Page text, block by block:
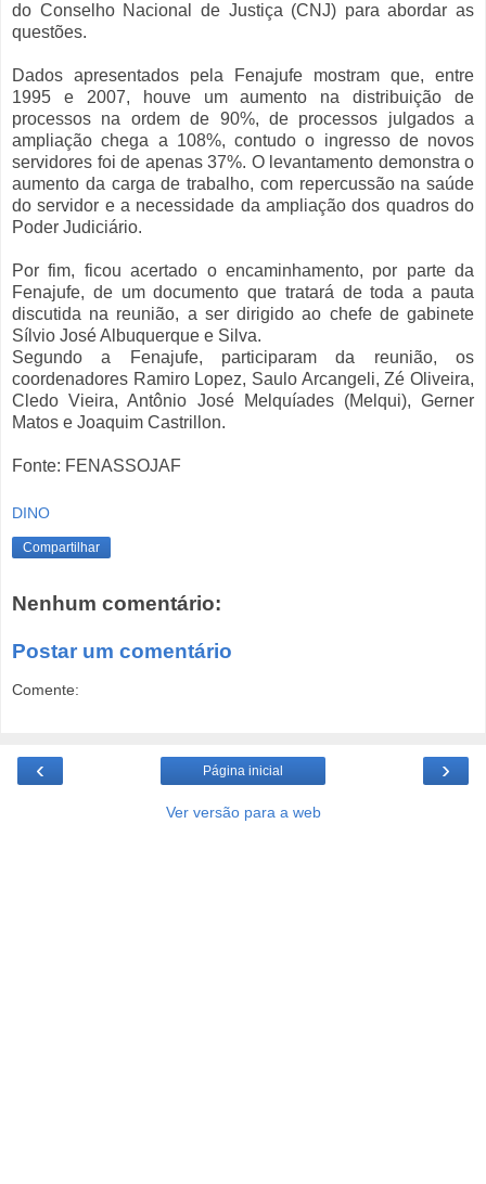
do Conselho Nacional de Justiça (CNJ) para abordar as
questões.
Dados apresentados pela Fenajufe mostram que, entre
1995 e 2007, houve um aumento na distribuição de
processos na ordem de 90%, de processos julgados a
ampliação chega a 108%, contudo o ingresso de novos
servidores foi de apenas 37%. O levantamento demonstra o
aumento da carga de trabalho, com repercussão na saúde
do servidor e a necessidade da ampliação dos quadros do
Poder Judiciário.
Por fim, ficou acertado o encaminhamento, por parte da
Fenajufe, de um documento que tratará de toda a pauta
discutida na reunião, a ser dirigido ao chefe de gabinete
Sílvio José Albuquerque e Silva.
Segundo a Fenajufe, participaram da reunião, os
coordenadores Ramiro Lopez, Saulo Arcangeli, Zé Oliveira,
Cledo Vieira, Antônio José Melquíades (Melqui), Gerner
Matos e Joaquim Castrillon.
Fonte: FENASSOJAF
DINO
Compartilhar
Nenhum comentário:
Postar um comentário
Comente:
‹ ›
Página inicial
Ver versão para a web